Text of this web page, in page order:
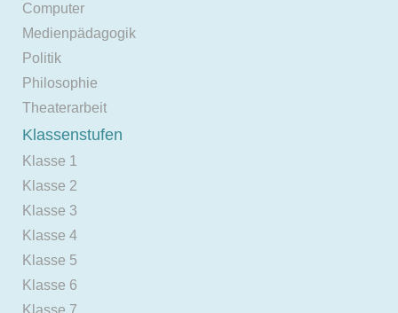
Computer
Medienpädagogik
Politik
Philosophie
Theaterarbeit
Klassenstufen
Klasse 1
Klasse 2
Klasse 3
Klasse 4
Klasse 5
Klasse 6